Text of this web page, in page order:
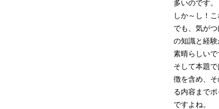
多いのです。
しか～し！
でも、気が
の知識と経
素晴らしい
そして本題
徴を含め、
る内容まで
ですよね。